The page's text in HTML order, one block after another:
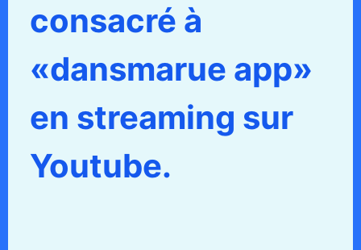
consacré à
«dansmarue app»
en streaming sur
Youtube.